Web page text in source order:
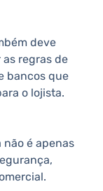
deve
regras de
bancos que
o lojista.
é apenas